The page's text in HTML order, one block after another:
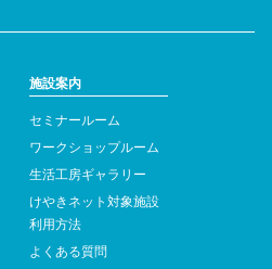
施設案内
セミナールーム
ワークショップルーム
生活工房ギャラリー
けやきネット対象施設
利用方法
よくある質問